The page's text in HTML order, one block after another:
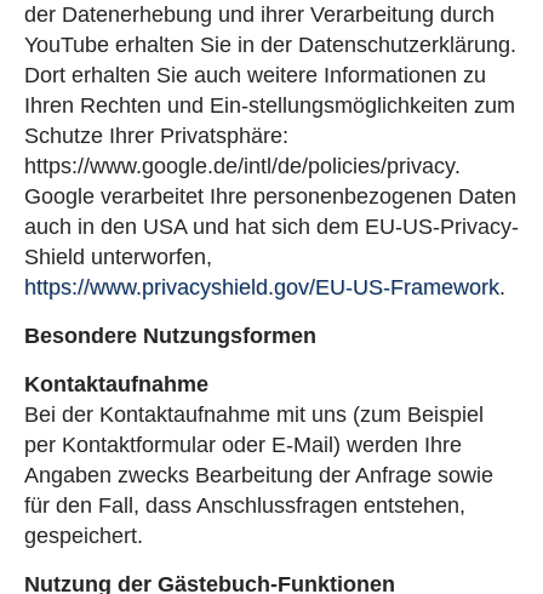
der Datenerhebung und ihrer Verarbeitung durch
YouTube erhalten Sie in der Datenschutzerklärung.
Dort erhalten Sie auch weitere Informationen zu
Ihren Rechten und Ein-stellungsmöglichkeiten zum
Schutze Ihrer Privatsphäre:
https://www.google.de/intl/de/policies/privacy.
Google verarbeitet Ihre personenbezogenen Daten
auch in den USA und hat sich dem EU-US-Privacy-
Shield unterworfen,
https://www.privacyshield.gov/EU-US-Framework.
Besondere Nutzungsformen
Kontaktaufnahme
Bei der Kontaktaufnahme mit uns (zum Beispiel
per Kontaktformular oder E-Mail) werden Ihre
Angaben zwecks Bearbeitung der Anfrage sowie
für den Fall, dass Anschlussfragen entstehen,
gespeichert.
Nutzung der Gästebuch-Funktionen